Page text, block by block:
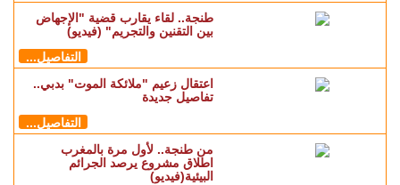
طنجة.. لقاء يقارب قضية "الإجهاض
بين التقنين والتجريم" (فيديو)
التفاصيل...
اعتقال زعيم "ملائكة الموت" بدبي..
تفاصيل جديدة
التفاصيل...
من طنجة.. لأول مرة بالمغرب
اطلاق مشروع يرصد الجرائم
البيئية(فيديو)